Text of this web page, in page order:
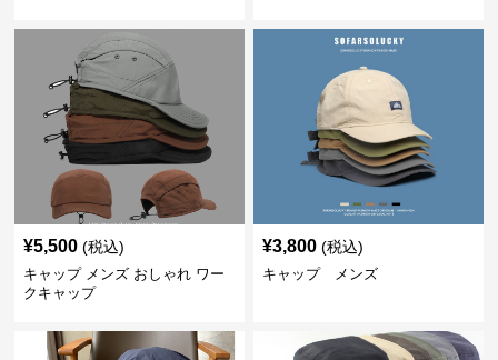
¥5,500 (税込)
キャップ メンズ おしゃれ ワー
クキャップ
¥3,800 (税込)
キャップ メンズ